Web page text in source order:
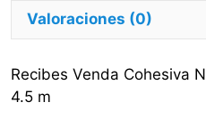
Valoraciones (0)
Recibes Venda Cohesiva
4.5 m